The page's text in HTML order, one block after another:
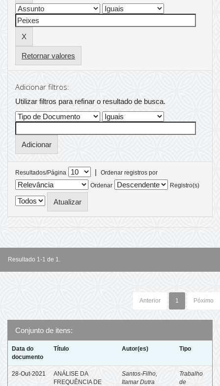
Retornar valores
Adicionar filtros:
Utilizar filtros para refinar o resultado de busca.
Resultados/Página |
Ordenar registros por
Ordenar
Registro(s)
Resultado 1-1 de 1.
Anterior 1 Póximo
Conjunto de itens:
Data do
documento
Título Autor(es) Tipo
28-Out-2021
ANÁLISE DA
FREQUÊNCIA DE
Santos-Filho,
Itamar Dutra
Trabalho
de